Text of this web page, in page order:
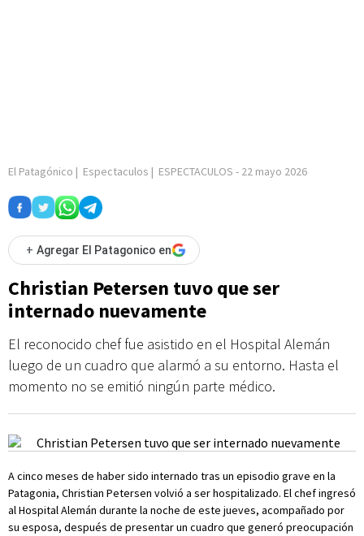
El Patagónico | Espectaculos | ESPECTACULOS - 22 mayo 2026
+ Agregar El Patagonico en
Christian Petersen tuvo que ser
internado nuevamente
El reconocido chef fue asistido en el Hospital Alemán
luego de un cuadro que alarmó a su entorno. Hasta el
momento no se emitió ningún parte médico.
A cinco meses de haber sido internado tras un episodio grave en la
Patagonia, Christian Petersen volvió a ser hospitalizado. El chef ingresó
al Hospital Alemán durante la noche de este jueves, acompañado por
su esposa, después de presentar un cuadro que generó preocupación